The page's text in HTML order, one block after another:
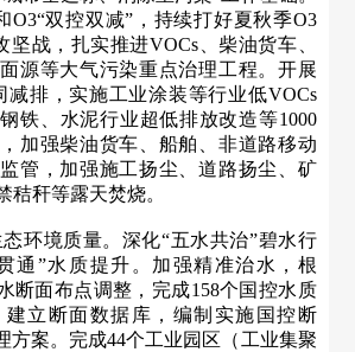
O3“双控双减”，持续打好夏秋季O3
坚战，扎实推进VOCs、柴油货车、
源等大气污染重点治理工程。开展
减排，实施工业涂装等行业低VOCs
铁、水泥行业超低排放改造等1000
加强柴油货车、船舶、非道路移动
管，加强施工扬尘、道路扬尘、矿
秸秆等露天焚烧。
环境质量。深化“五水共治”碧水行
通”水质提升。加强精准治水，根
断面布点调整，完成158个国控水质
建立断面数据库，编制实施国控断
方案。完成44个工业园区（工业集聚